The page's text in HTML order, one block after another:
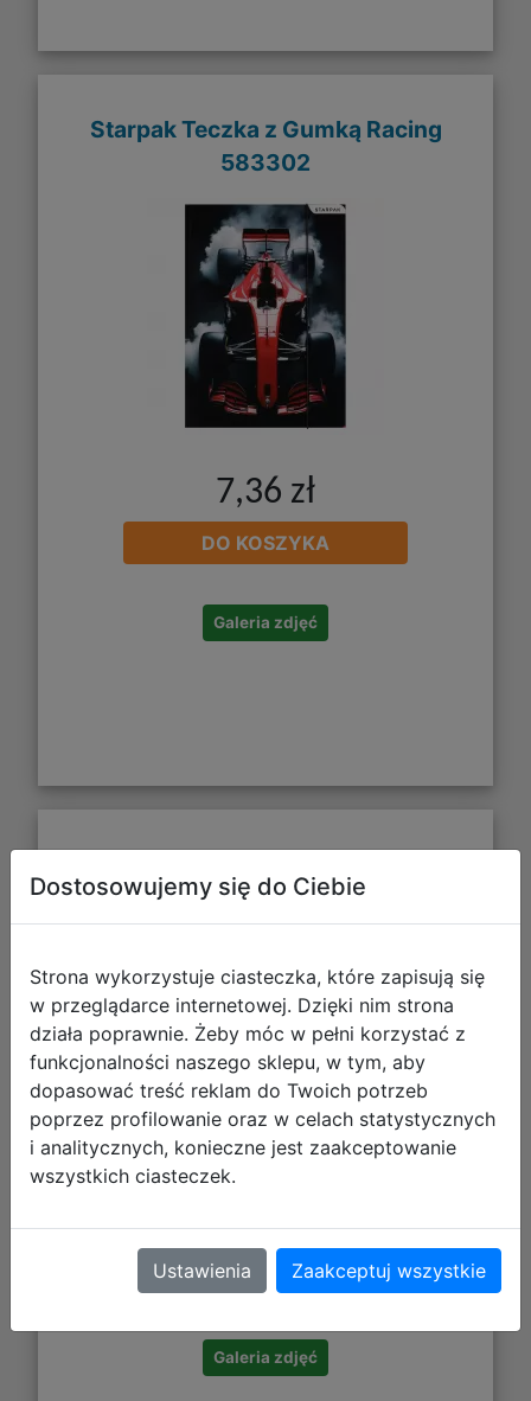
Starpak Teczka z Gumką Racing
583302
7,36 zł
DO KOSZYKA
Galeria zdjęć
Wyposażeniem Kapibara PWDKB10
54,99 zł
DO KOSZYKA
Galeria zdjęć
Dostosowujemy się do Ciebie
Strona wykorzystuje ciasteczka, które zapisują się
w przeglądarce internetowej. Dzięki nim strona
działa poprawnie. Żeby móc w pełni korzystać z
funkcjonalności naszego sklepu, w tym, aby
dopasować treść reklam do Twoich potrzeb
poprzez profilowanie oraz w celach statystycznych
i analitycznych, konieczne jest zaakceptowanie
wszystkich ciasteczek.
Ustawienia Zaakceptuj wszystkie